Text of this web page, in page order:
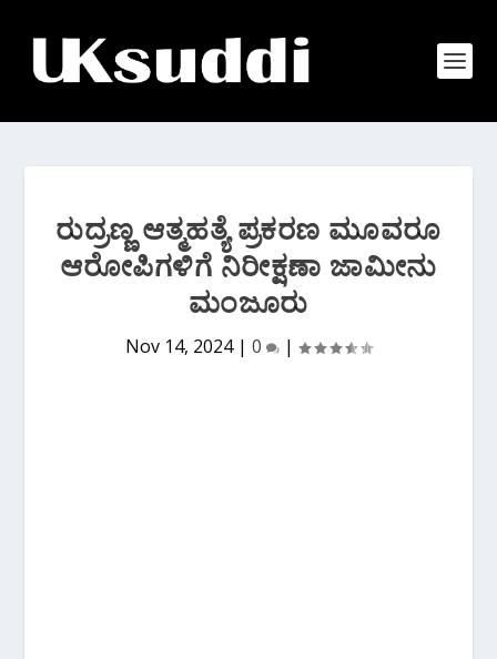
ರುದ್ರಣ್ಣ ಆತ್ಮಹತ್ಯೆ ಪ್ರಕರಣ ಮೂವರೂ
ಆರೋಪಿಗಳಿಗೆ ನಿರೀಕ್ಷಣಾ ಜಾಮೀನು
ಮಂಜೂರು
Nov 14, 2024| 0 |